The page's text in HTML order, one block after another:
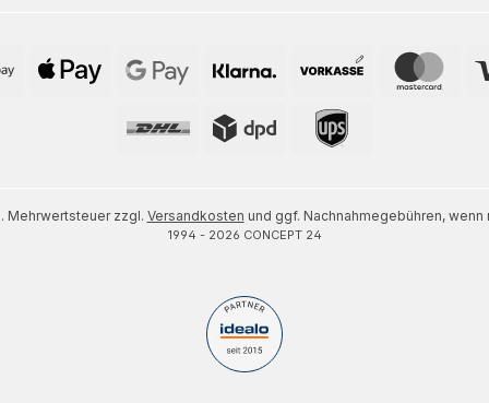
Mehrwertsteuer zzgl. Versandkosten und ggf. Nachnahmegebühren,
1994 - 2026 CONCEPT 24